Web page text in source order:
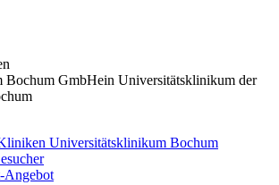
Bochum GmbHein Universitätsklinikum der
Universitätsklinikum Bochum
Angebot